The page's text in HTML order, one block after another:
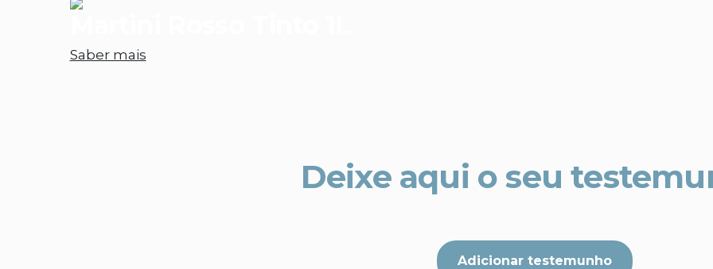
Saber mais
Deixe aqui o seu
Adicionar testemunho